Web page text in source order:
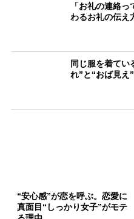
「お礼の連絡
わるお礼の伝え
同じ服を着て
れ”と“おば見え
“安心感”が恋を呼ぶ。恋愛に
真面目“しっかり女子”がモテ